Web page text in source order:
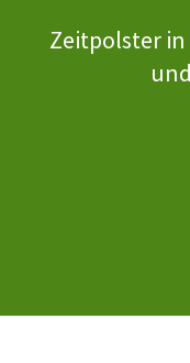
Zeitpolster